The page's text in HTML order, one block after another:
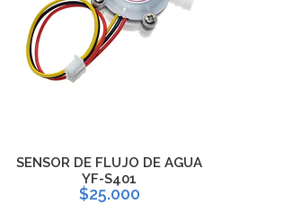
SENSOR DE FLUJO DE AGUA
YF-S401
$25.000